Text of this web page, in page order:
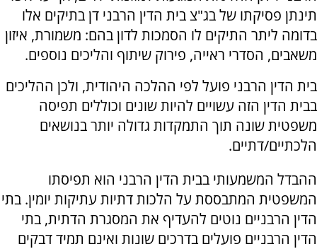
תינתן פסיקתו של בג"צ בית הדין הרבני דן בתיקים אלו
בדומה ליתר התיקים לו הסמכות לדון בהם: משמורת, איזון
משאבים, הסדרי ראייה, פירוק שיתוף והליכים נוספים.
בית הדין הרבני פועל לפי ההלכה היהודית, ולכן ההליכים
בבית הדין הזה עשויים להיות שונים וכוללים תפיסה
משפטית שונה תוך התמקדות גדולה יותר בנושאים
הלכתיים/דתיים.
ההבדל המשמעותי בבית הדין הרבני הוא תפיסתו
המשפטית המתבססת על הלכות דתיות עתיקות יומין. בתי
הדין הרבניים נוטים להעדיף את המסגרת הדתית, בתי
הדין הרבניים פועלים בדרכים שונות ואינם תמיד דבקים